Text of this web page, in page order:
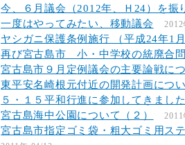
今、６月議会（2012年、Ｈ24）を振
一度はやってみたい、移動議会 2012
ヤシガニ保護条例施行 （平成24年1月
再び宮古島市 小・中学校の統廃合
宮古島市９月定例議会の主要論戦に
東平安名崎根元付近の開発計画につ
５・１５平和行進に参加してきました
宮古島海中公園について（２）
宮古島市指定ゴミ袋・粗大ゴミ用ス